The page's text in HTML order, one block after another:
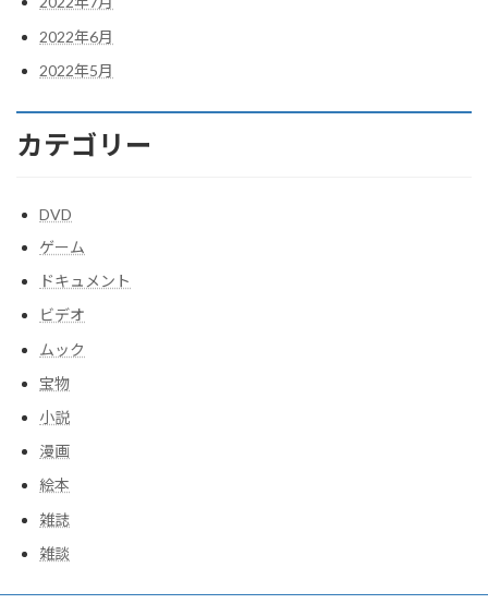
2022年6月
2022年5月
カテゴリー
DVD
ゲーム
ドキュメント
ビデオ
ムック
宝物
小説
漫画
絵本
雑誌
雑談